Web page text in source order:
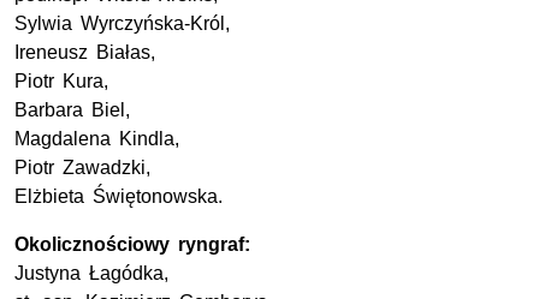
Sylwia Wyrczyńska-Król,
Ireneusz Białas,
Piotr Kura,
Barbara Biel,
Magdalena Kindla,
Piotr Zawadzki,
Elżbieta Świętonowska.
Okolicznościowy ryngraf:
Justyna Łagódka,